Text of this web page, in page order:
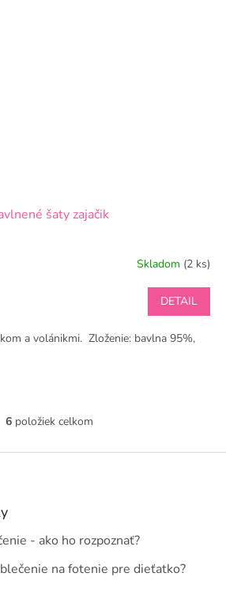
šaty zajačik
Skladom (2 ks)
DETAIL
a volánikmi. Zloženie: bavlna 95%,
O
l
e
p
r
6položiek celkom
- ako ho rozpoznať?
na fotenie pre dieťatko?